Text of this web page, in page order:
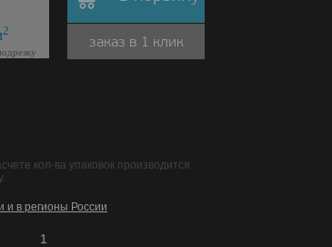
2
заказ в 1 клик
кол-ва упаковок производится
и в регионы России
1